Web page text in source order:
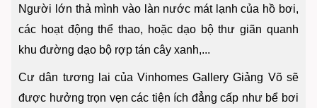
Người lớn thả mình vào làn nước mát lạnh của hồ bơi,
các hoạt động thể thao, hoặc dạo bộ thư giãn quanh
khu đường dạo bộ rợp tán cây xanh,...
Cư dân tương lai của Vinhomes Gallery Giảng Võ sẽ
được hưởng trọn vẹn các tiện ích đẳng cấp như bể bơi